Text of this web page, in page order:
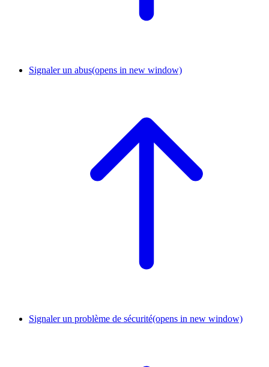
Signaler un abus(opens in new window)
Signaler un problème de sécurité(opens in new window)